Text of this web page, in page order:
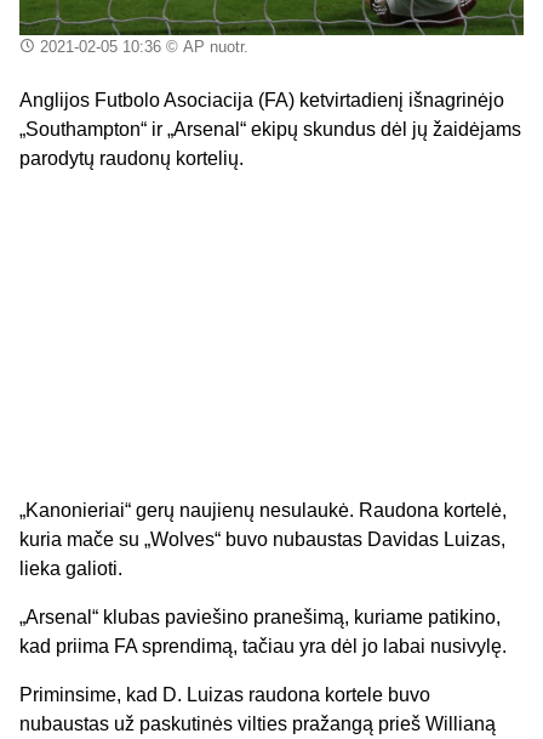
2021-02-05 10:36© AP nuotr.
Anglijos Futbolo Asociacija (FA) ketvirtadienį išnagrinėjo
„Southampton“ ir „Arsenal“ ekipų skundus dėl jų žaidėjams
parodytų raudonų kortelių.
„Kanonieriai“ gerų naujienų nesulaukė. Raudona kortelė,
kuria mače su „Wolves“ buvo nubaustas Davidas Luizas,
lieka galioti.
„Arsenal“ klubas paviešino pranešimą, kuriame patikino,
kad priima FA sprendimą, tačiau yra dėl jo labai nusivylę.
Priminsime, kad D. Luizas raudona kortele buvo
nubaustas už paskutinės vilties pražangą prieš Willianą